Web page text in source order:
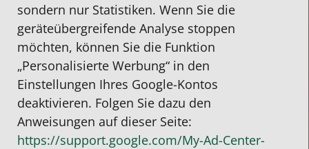
sondern nur Statistiken. Wenn Sie die
geräteübergreifende Analyse stoppen
möchten, können Sie die Funktion
„Personalisierte Werbung“ in den
Einstellungen Ihres Google-Kontos
deaktivieren. Folgen Sie dazu den
Anweisungen auf dieser Seite:
https://support.google.com/My-Ad-Center-